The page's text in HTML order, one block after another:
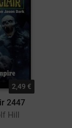
2,49 €
2447
Hill